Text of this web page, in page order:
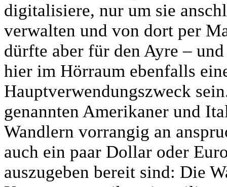
digitalisiere, nur um sie
verwalten und von dort per
dürfte aber für den Ayre –
hier im Hörraum ebenfalls
Hauptverwendungszweck
genannten Amerikaner und
Wandlern vorrangig an
auch ein paar Dollar oder
auszugeben bereit sind: Die